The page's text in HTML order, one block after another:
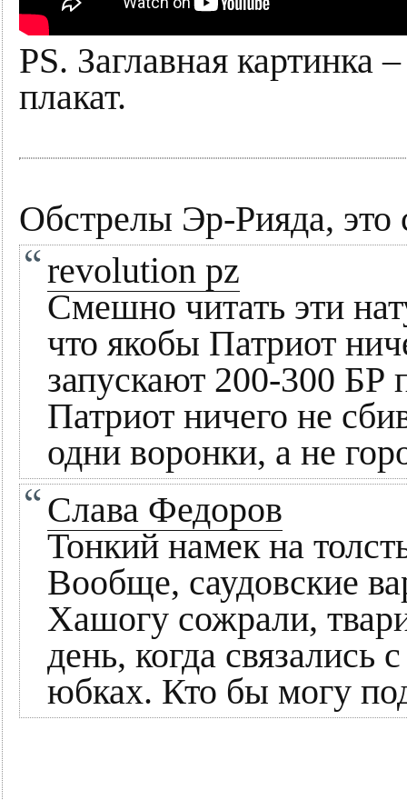
PS. Заглавная картинка
плакат.
Обстрелы Эр-Рияда,
revolution pz
Смешно читать эти
что якобы Патриот
запускают 200-300
Патриот ничего не
одни воронки, а не
Слава Федоров
Тонкий намек на
Вообще, саудовские
Хашогу сожрали,
день, когда
юбках. Кто бы могу